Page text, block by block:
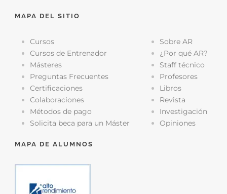
MAPA DEL SITIO
Cursos
Cursos de Entrenador
Másteres
Preguntas Frecuentes
Certificaciones
Colaboraciones
Métodos de pago
Solicita beca para un Máster
Sobre AR
¿Por qué AR?
Staff técnico
Profesores
Libros
Revista
Investigación
Opiniones
MAPA DE ALUMNOS